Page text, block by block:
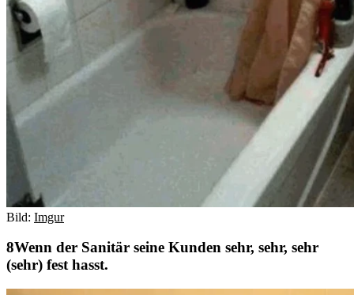
Bild: Imgur
Wenn der Sanitär seine Kunden sehr, sehr, sehr
(sehr) fest hasst.